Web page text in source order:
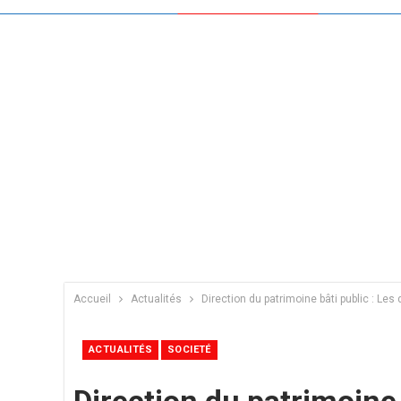
Accueil Actualités Direction du patrimoine bâti public :
ACTUALITÉS SOCIETÉ